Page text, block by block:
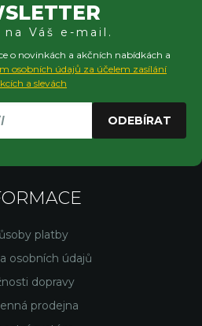
na Váš e-mail.
o novinkách a akčních nabídkách a
osobních údajů za účelem zasílání
a slevách
ODEBÍRAT
platby
osobních údajů
dopravy
prodejna